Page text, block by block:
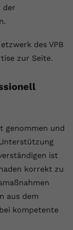
der
des VPB
zur Seite.
genommen und
ist
korrekt zu
aus dem
kompetente